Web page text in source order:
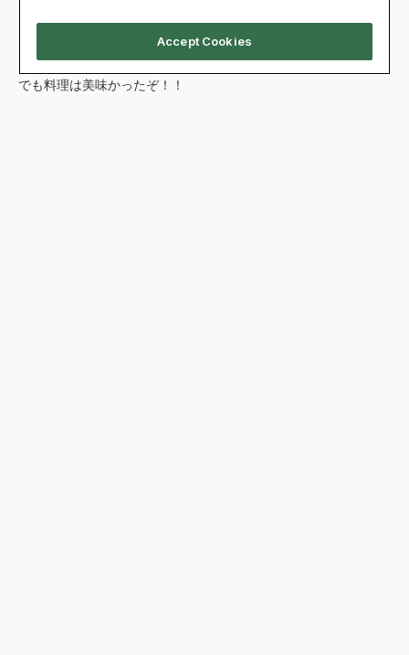
でも料理は美味かったぞ！！